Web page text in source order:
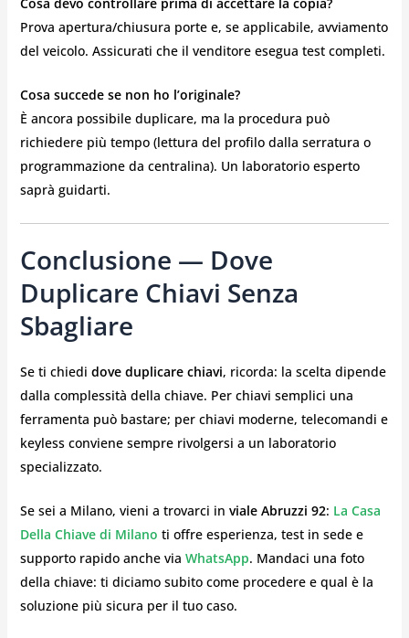
Prova apertura/chiusura porte e, se applicabile, avviamento
del veicolo. Assicurati che il venditore esegua test completi.
Cosa succede se non ho l’originale?
È ancora possibile duplicare, ma la procedura può
richiedere più tempo (lettura del profilo dalla serratura o
programmazione da centralina). Un laboratorio esperto
saprà guidarti.
Conclusione — Dove
Duplicare Chiavi Senza
Sbagliare
Se ti chiedi dove duplicare chiavi, ricorda: la scelta dipende
dalla complessità della chiave. Per chiavi semplici una
ferramenta può bastare; per chiavi moderne, telecomandi e
keyless conviene sempre rivolgersi a un laboratorio
specializzato.
Se sei a Milano, vieni a trovarci in viale Abruzzi 92: La Casa
Della Chiave di Milano ti offre esperienza, test in sede e
supporto rapido anche via WhatsApp. Mandaci una foto
della chiave: ti diciamo subito come procedere e qual è la
soluzione più sicura per il tuo caso.